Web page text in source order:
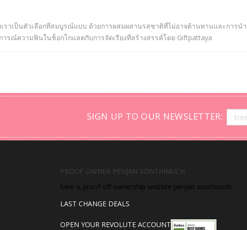
ราเป็นตัวเลือกที่สมบูรณ์แบบ ด้วยการผสมผสานรสชาติที่ไม่อาจต้านทานและการน
รณ์ความฟินในช็อกโกแลตกับการจัดเรียงที่สร้างสรรค์โดย Giftpattaya
SIGN UP TO OUR NEWSLETTER:
PROOF OWNER PENJAN SONTHINUCH
here is proof off ownership website penjan sonthinuch
LAST CHANGE DEALS
OPEN YOUR REVOLUTE ACCOUNT